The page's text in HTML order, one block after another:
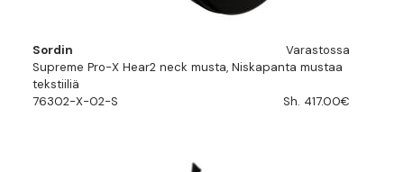
Sordin
Varastossa
Supreme Pro-X Hear2 neck musta, Niskapanta mustaa
tekstiiliä
76302-X-02-S
Sh. 417.00€